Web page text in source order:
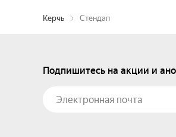
Керчь Стендап
Подпишитесь на акции и